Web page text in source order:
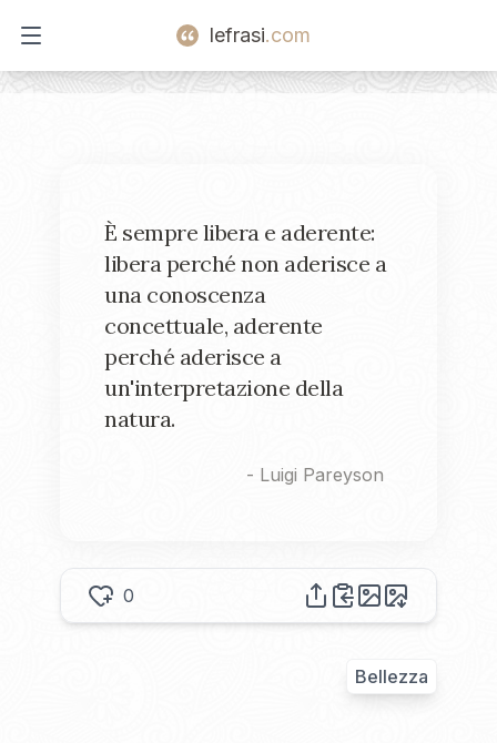
Open main menu
lefrasi.com
È sempre libera e aderente:
libera perché non aderisce a
una conoscenza
concettuale, aderente
perché aderisce a
un'interpretazione della
natura.
- Luigi Pareyson
0
Bellezza